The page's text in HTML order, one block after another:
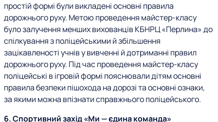
простій формі були викладені основні правила
дорожнього руху. Метою проведення майстер-класу
було залучення менших вихованців КБНРЦ «Перлина» до
спілкування з поліцейськими й збільшення
зацікавленості учнів у вивченні й дотриманні правил
дорожнього руху. Під час проведення майстер-класу
поліцейські в ігровій формі пояснювали дітям основні
правила безпеки пішохода на дорозі та основні ознаки,
за якими можна впізнати справжнього поліцейського.
6. Спортивний захід «Ми — єдина команда»